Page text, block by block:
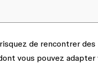
de rencontrer des
vous pouvez adapter